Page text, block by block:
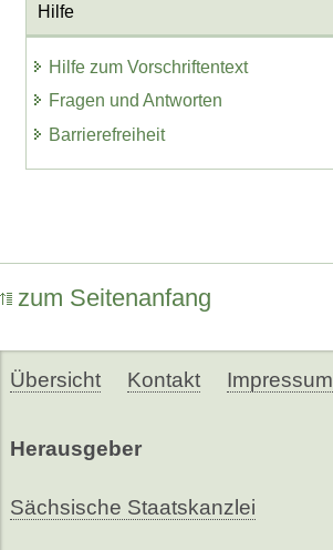
Hilfe
Hilfe zum Vorschriftentext
Fragen und Antworten
Barrierefreiheit
zum Seitenanfang
Übersicht Kontakt Impressum
Herausgeber
Sächsische Staatskanzlei